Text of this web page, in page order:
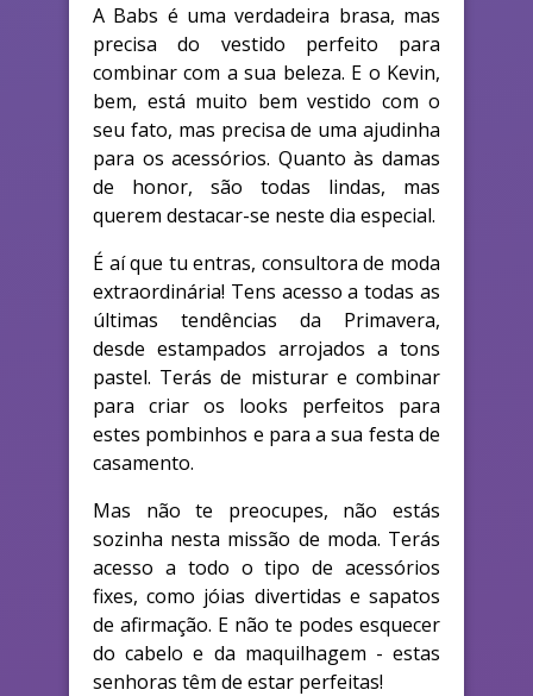
A Babs é uma verdadeira brasa, mas
precisa do vestido perfeito para
combinar com a sua beleza. E o Kevin,
bem, está muito bem vestido com o
seu fato, mas precisa de uma ajudinha
para os acessórios. Quanto às damas
de honor, são todas lindas, mas
querem destacar-se neste dia especial.
É aí que tu entras, consultora de moda
extraordinária! Tens acesso a todas as
últimas tendências da Primavera,
desde estampados arrojados a tons
pastel. Terás de misturar e combinar
para criar os looks perfeitos para
estes pombinhos e para a sua festa de
casamento.
Mas não te preocupes, não estás
sozinha nesta missão de moda. Terás
acesso a todo o tipo de acessórios
fixes, como jóias divertidas e sapatos
de afirmação. E não te podes esquecer
do cabelo e da maquilhagem - estas
senhoras têm de estar perfeitas!